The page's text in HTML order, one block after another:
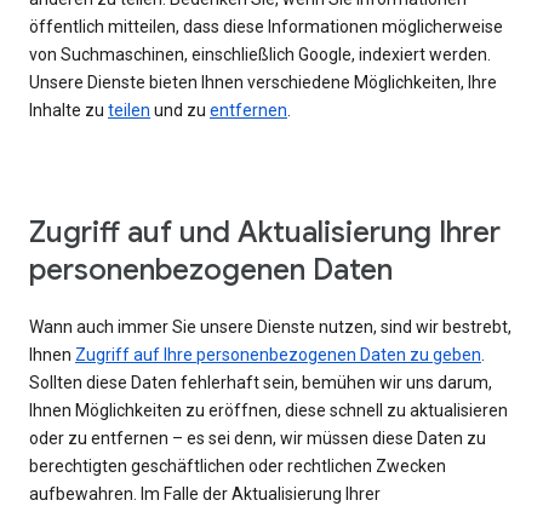
öffentlich mitteilen, dass diese Informationen möglicherweise
von Suchmaschinen, einschließlich Google, indexiert werden.
Unsere Dienste bieten Ihnen verschiedene Möglichkeiten, Ihre
Inhalte zu teilen und zu entfernen.
Zugriff auf und Aktualisierung Ihrer
personenbezogenen Daten
Wann auch immer Sie unsere Dienste nutzen, sind wir bestrebt,
Ihnen Zugriff auf Ihre personenbezogenen Daten zu geben.
Sollten diese Daten fehlerhaft sein, bemühen wir uns darum,
Ihnen Möglichkeiten zu eröffnen, diese schnell zu aktualisieren
oder zu entfernen – es sei denn, wir müssen diese Daten zu
berechtigten geschäftlichen oder rechtlichen Zwecken
aufbewahren. Im Falle der Aktualisierung Ihrer